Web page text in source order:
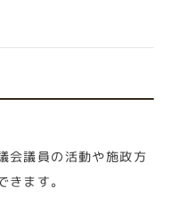
会議員の活動や施政方
ます。